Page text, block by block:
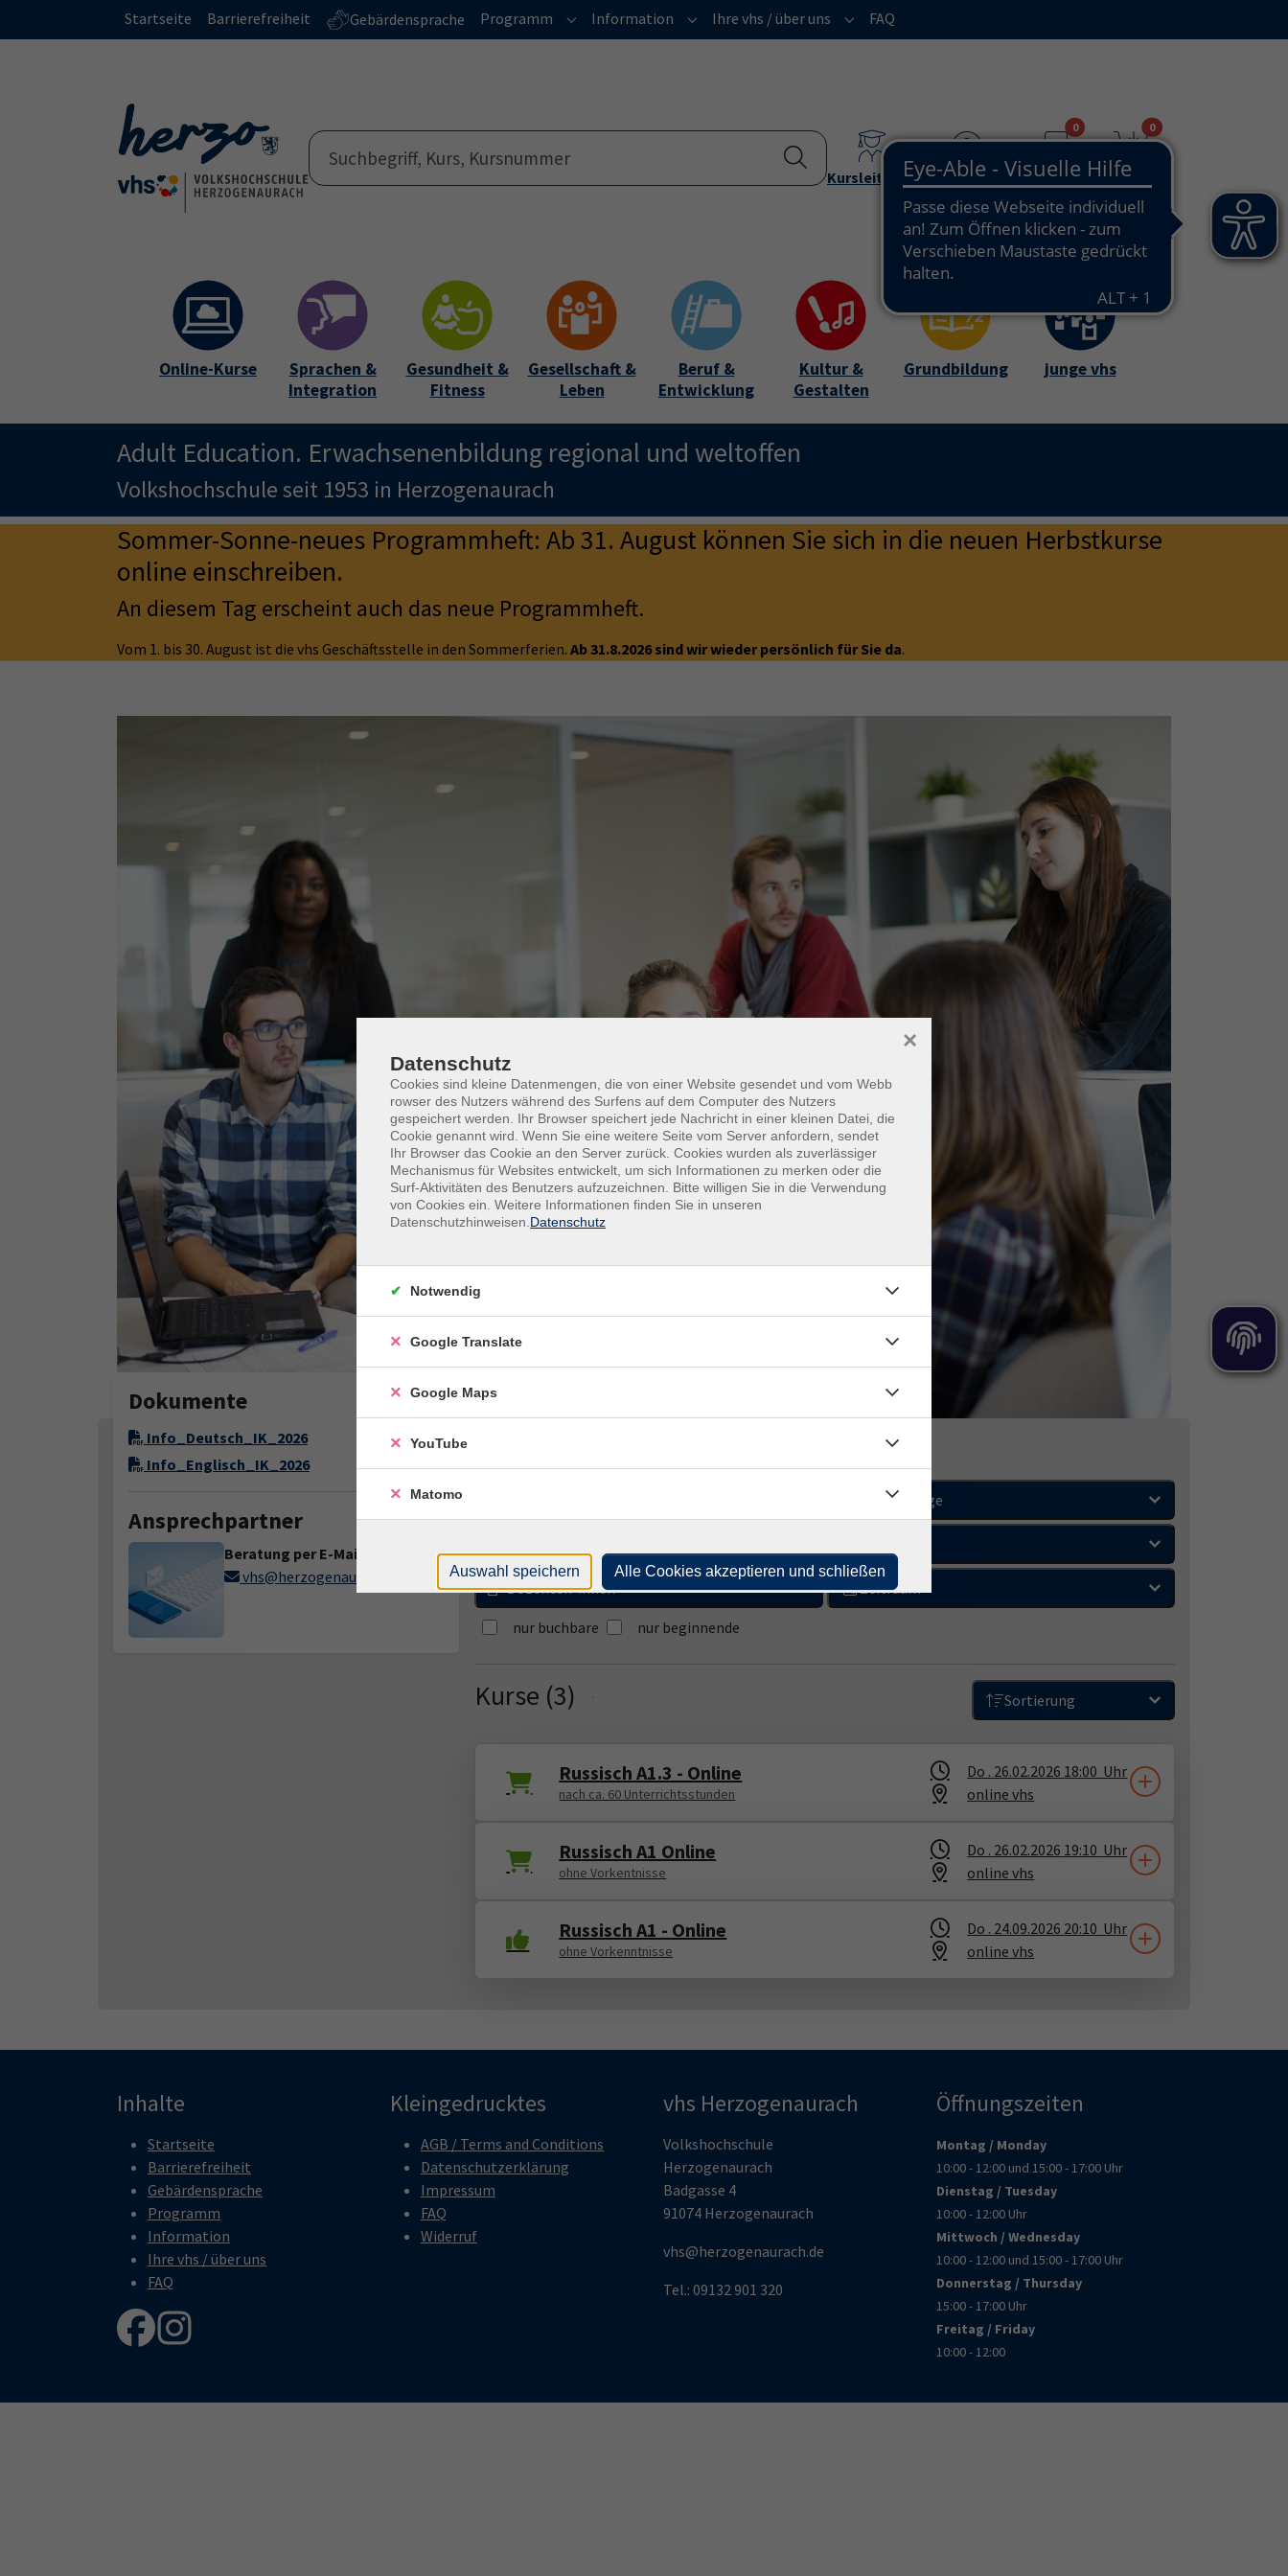
Skip to main content
Skip to page footerStartseite Barrierefreiheit Gebärdensprache Programm Submenu for "Programm"
Information Submenu for "Information"
Ihre vhs / über uns Submenu for "Ihre vhs / über uns"
FAQ
KursleitendeTeilnehmende
0
Merkzettel
0
Warenkorb
Online-Kurse
Sprachen &
Integration
Gesundheit &
Fitness
Gesellschaft &
Leben
Beruf &
Entwicklung
Kultur &
Gestalten
Grundbildung junge vhs
Adult Education. Erwachsenenbildung regional und weltoffen
Volkshochschule seit 1953 in Herzogenaurach
Sommer-Sonne-neues Programmheft: Ab 31. August können Sie sich in die neuen Herbstkurse
online einschreiben.
An diesem Tag erscheint auch das neue Programmheft.
Vom 1. bis 30. August ist die vhs Geschäftsstelle in den Sommerferien. Ab 31.8.2026 sind wir wieder persönlich für Sie da.
Wochentage
Dozenten*innen Zeitraum
nur buchbare nur beginnende
Kurse (3) Sortierung
Russisch A1.3 - Online
nach ca. 60 Unterrichtsstunden
Do . 26.02.2026 18:00 Uhr
online vhs
Russisch A1 Online
ohne Vorkentnisse
Do . 26.02.2026 19:10 Uhr
online vhs
Russisch A1 - Online
ohne Vorkenntnisse
Do . 24.09.2026 20:10 Uhr
online vhs
Dokumente
Info_Deutsch_IK_2026
Info_Englisch_IK_2026
Ansprechpartner
Beratung per E-Mail
vhs@herzogenaurach.de
Inhalte
Startseite
Barrierefreiheit
Gebärdensprache
Programm
Information
Ihre vhs / über uns
FAQ
Kleingedrucktes
AGB / Terms and Conditions
Datenschutzerklärung
Impressum
FAQ
Widerruf
vhs Herzogenaurach
Volkshochschule
Herzogenaurach
Badgasse 4
91074 Herzogenaurach
vhs@herzogenaurach.de
Tel.: 09132 901 320
Öffnungszeiten
Montag / Monday
10:00 - 12:00 und 15:00 - 17:00 Uhr
Dienstag / Tuesday
10:00 - 12:00 Uhr
Mittwoch / Wednesday
10:00 - 12:00 und 15:00 - 17:00 Uhr
Donnerstag / Thursday
15:00 - 17:00 Uhr
Freitag / Friday
10:00 - 12:00
Datenschutz
Cookies sind kleine Datenmengen, die von einer Website gesendet und vom Webb
rowser des Nutzers während des Surfens auf dem Computer des Nutzers
gespeichert werden. Ihr Browser speichert jede Nachricht in einer kleinen Datei, die
Cookie genannt wird. Wenn Sie eine weitere Seite vom Server anfordern, sendet
Ihr Browser das Cookie an den Server zurück. Cookies wurden als zuverlässiger
Mechanismus für Websites entwickelt, um sich Informationen zu merken oder die
Surf-Aktivitäten des Benutzers aufzuzeichnen. Bitte willigen Sie in die Verwendung
von Cookies ein. Weitere Informationen finden Sie in unseren
Datenschutzhinweisen. Datenschutz
×
Notwendig
Google Translate
Google Maps
YouTube
Matomo
Auswahl speichern Alle Cookies akzeptieren und schließen